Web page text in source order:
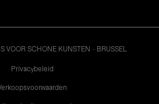
VOOR SCHONE KUNSTEN - BRUSSEL
Privacybeleid